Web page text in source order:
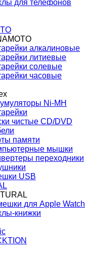
для телефонов
алкалиновые
литиевые
солевые
часовые
Ni-MH
чистые CD/DVD
памяти
мышки
переходники
USB
для Apple Watch
книжки